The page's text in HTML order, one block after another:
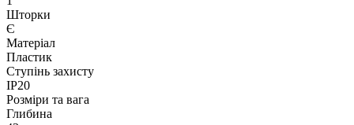
Шторки
Є
Матеріал
Пластик
Ступінь захисту
IP20
Розміри та вага
Глибина